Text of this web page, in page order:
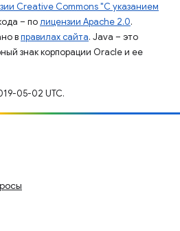
Creative Commons "С указанием
– полицензии Apache 2.0.
вправилах сайта. Java – это
знак корпорации Oracle и ее
05-02 UTC.